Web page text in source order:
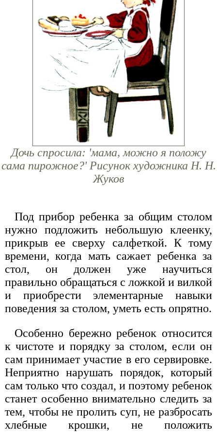
Дочь спросила: 'мама, можно я положу
сама пирожное?' Рисунок художника Н. Н.
Жуков
Под прибор ребенка за общим столом
нужно подложить небольшую клеенку,
прикрыв ее сверху салфеткой. К тому
времени, когда мать сажает ребенка за
стол, он должен уже научиться
правильно обращаться с ложкой и вилкой
и приобрести элементарные навыки
поведения за столом, уметь есть опрятно.
Особенно бережно ребенок относится
к чистоте и порядку за столом, если он
сам принимает участие в его сервировке.
Неприятно нарушать порядок, который
сам только что создал, и поэтому ребенок
станет особенно внимательно следить за
тем, чтобы не пролить суп, не разбросать
хлебные крошки, не положить